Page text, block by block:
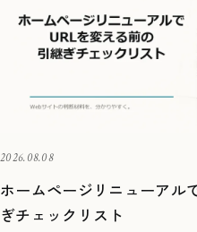
2026.08.08
ホームページリニューアル
ぎチェックリスト